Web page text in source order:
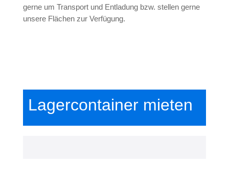
gerne um Transport und Entladung bzw. stellen gerne
unsere Flächen zur Verfügung.
Lagercontainer mieten